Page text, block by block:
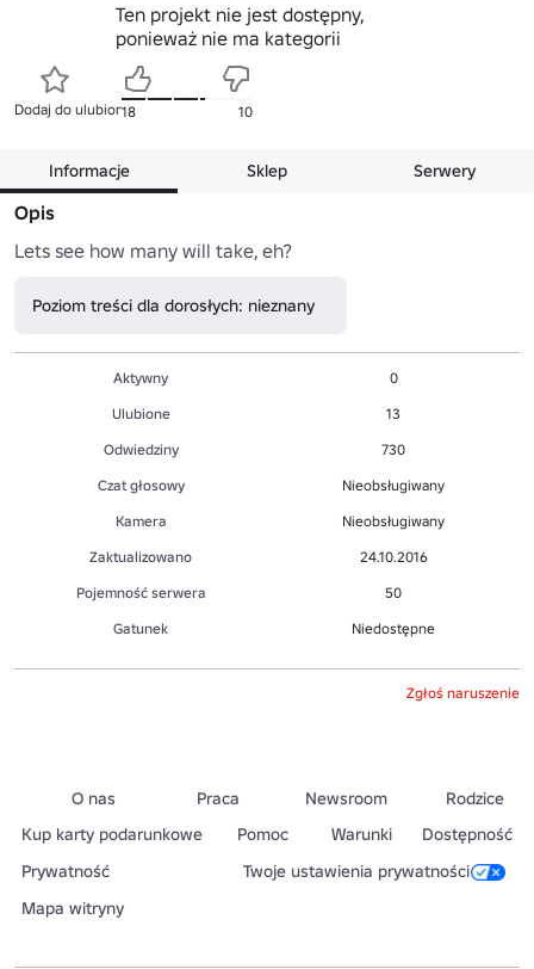
Ten projekt nie jest dostępny,
ponieważ nie ma kategorii
Dodaj do ulubionych
18 10
Informacje Sklep Serwery
Opis
Lets see how many will take, eh?
Poziom treści dla dorosłych: nieznany
Aktywny
0
Ulubione
13
Odwiedziny
730
Czat głosowy
Nieobsługiwany
Kamera
Nieobsługiwany
Zaktualizowano
24.10.2016
Pojemność serwera
50
Gatunek
Niedostępne
Zgłoś naruszenie
O nas Praca Newsroom
Rodzice
Kup karty podarunkowe
Pomoc Warunki
Dostępność
Prywatność
Twoje ustawienia prywatności
Mapa witryny